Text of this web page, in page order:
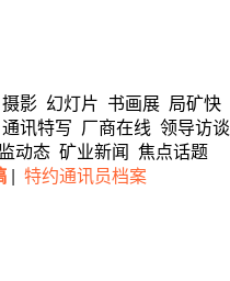
摄影 幻灯片 书画展 局矿快
通讯特写 厂商在线 领导访谈
动态 矿业新闻
焦点话题
特约通讯员档案